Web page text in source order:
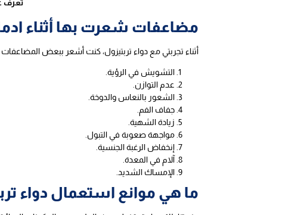
تعرف
مضاعفات شعرت بها أثناء
أثناء تجربتي مع دواء تربتيزول، كنت أشعر ببعض
التشويش في الرؤية.
عدم التوازن.
الشعور بالنعاس والدوخة.
جفاف الفم.
زيادة الشهية.
مواجهة صعوبة في التبول.
إنخفاض الرغبة الجنسية.
آلام في المعدة.
الإمساك الشديد.
ما هي موانع استعمال دواء